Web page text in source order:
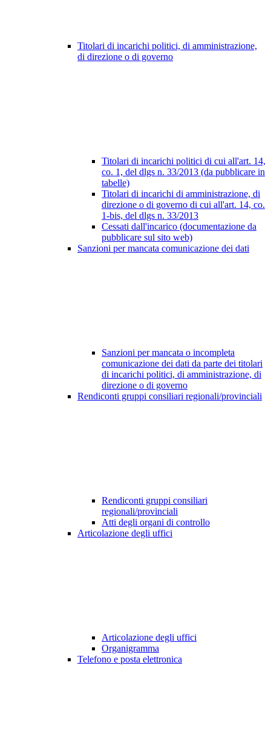
Titolari di incarichi politici, di amministrazione,
di direzione o di governo
Titolari di incarichi politici di cui all'art. 14,
co. 1, del dlgs n. 33/2013 (da pubblicare in
tabelle)
Titolari di incarichi di amministrazione, di
direzione o di governo di cui all'art. 14, co.
1-bis, del dlgs n. 33/2013
Cessati dall'incarico (documentazione da
pubblicare sul sito web)
Sanzioni per mancata comunicazione dei dati
Sanzioni per mancata o incompleta
comunicazione dei dati da parte dei titolari
di incarichi politici, di amministrazione, di
direzione o di governo
Rendiconti gruppi consiliari regionali/provinciali
Rendiconti gruppi consiliari
regionali/provinciali
Atti degli organi di controllo
Articolazione degli uffici
Articolazione degli uffici
Organigramma
Telefono e posta elettronica